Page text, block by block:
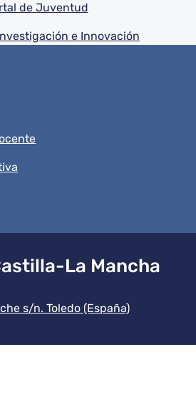
de Juventud
e Innovación
La Mancha
la institución
s/n. Toledo (España)